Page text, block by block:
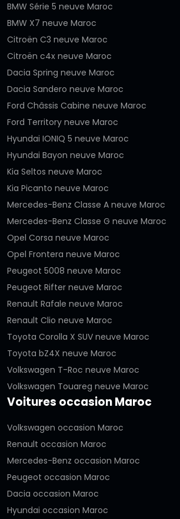
BMW Série 5 neuve Maroc
BMW X7 neuve Maroc
Citroën C3 neuve Maroc
Citroën c4x neuve Maroc
Dacia Spring neuve Maroc
Dacia Sandero neuve Maroc
Ford Châssis Cabine neuve Maroc
Ford Territory neuve Maroc
Hyundai IONIQ 5 neuve Maroc
Hyundai Bayon neuve Maroc
Kia Seltos neuve Maroc
Kia Picanto neuve Maroc
Mercedes-Benz Classe A neuve Maroc
Mercedes-Benz Classe G neuve Maroc
Opel Corsa neuve Maroc
Opel Frontera neuve Maroc
Peugeot 5008 neuve Maroc
Peugeot Rifter neuve Maroc
Renault Rafale neuve Maroc
Renault Clio neuve Maroc
Toyota Corolla X SUV neuve Maroc
Toyota bZ4X neuve Maroc
Volkswagen T-Roc neuve Maroc
Volkswagen Touareg neuve Maroc
Voitures occasion Maroc
Volkswagen occasion Maroc
Renault occasion Maroc
Mercedes-Benz occasion Maroc
Peugeot occasion Maroc
Dacia occasion Maroc
Hyundai occasion Maroc